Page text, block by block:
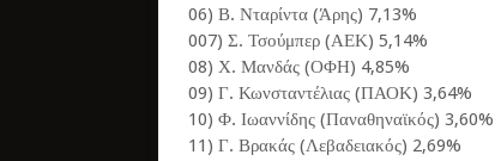
06) Β. Νταρίντα (Άρης) 7,13%
007) Σ. Τσούμπερ (ΑΕΚ) 5,14%
08) Χ. Μανδάς (ΟΦΗ) 4,85%
09) Γ. Κωνσταντέλιας (ΠΑΟΚ) 3,64%
10) Φ. Ιωαννίδης (Παναθηναϊκός) 3,60%
11) Γ. Βρακάς (Λεβαδειακός) 2,69%